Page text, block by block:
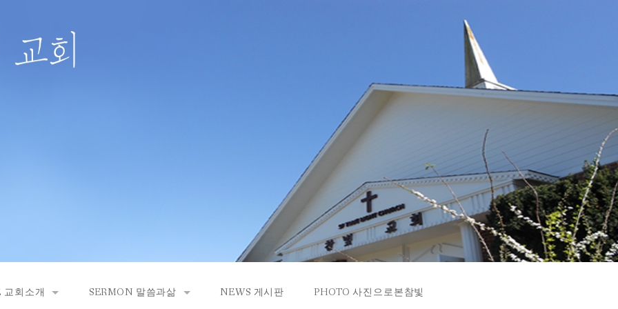
회소개 SERMON 말씀과삶 NEWS 게시판 PHOTO 사진으로본참빛